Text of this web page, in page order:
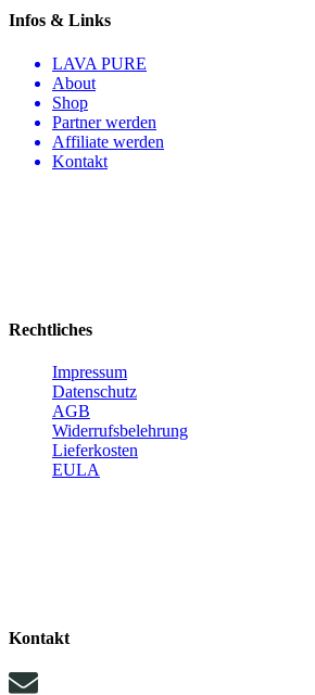
Infos & Links
LAVA PURE
About
Shop
Partner werden
Affiliate werden
Kontakt
Rechtliches
Impressum
Datenschutz
AGB
Widerrufsbelehrung
Lieferkosten
EULA
Kontakt